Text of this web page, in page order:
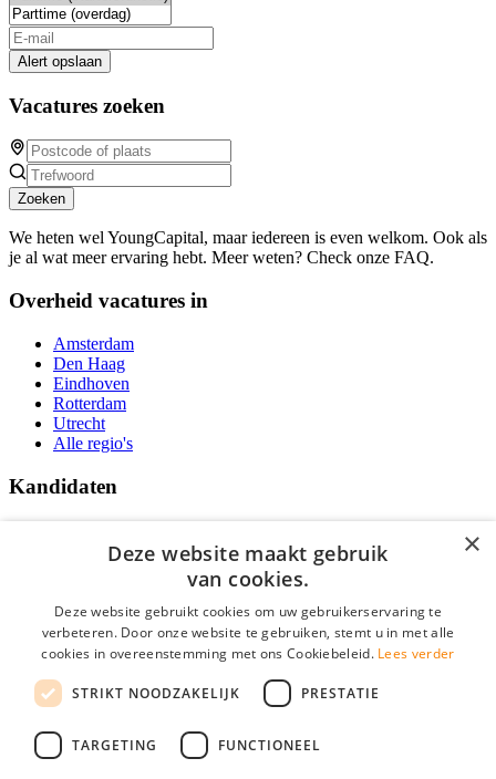
Alert opslaan
Vacatures zoeken
Zoeken
We heten wel YoungCapital, maar iedereen is even welkom. Ook als
je al wat meer ervaring hebt. Meer weten? Check onze FAQ.
Overheid vacatures in
Amsterdam
Den Haag
Eindhoven
Rotterdam
Utrecht
Alle regio's
Kandidaten
Vacatures
Over Vacatures Overheid Online
YoungCapital IOS App
YoungCapital Android App
Social
×
Deze website maakt gebruik
van cookies.
Deze website gebruikt cookies om uw gebruikerservaring te
verbeteren. Door onze website te gebruiken, stemt u in met alle
cookies in overeenstemming met ons Cookiebeleid. Lees verder
STRIKT NOODZAKELIJK PRESTATIE
TARGETING FUNCTIONEEL